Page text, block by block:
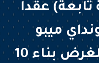
عقداً
ميبو
للأحواض الجافة لغرض بناء 10